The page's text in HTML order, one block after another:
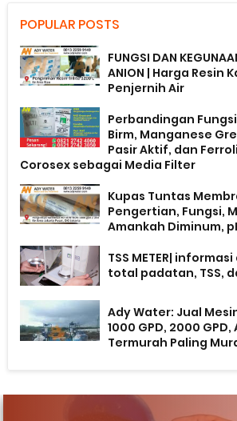
POPULAR POSTS
FUNGSI DAN
ANION | Harga Resin
Penjernih Air
Perbandingan
Birm, Manganese
Pasir Aktif, dan
Corosex sebagai Media Filter
Kupas Tuntas
Pengertian, Fungsi,
Amankah Diminum,
TSS METER|
total padatan, TSS,
Ady Water: Jual
1000 GPD, 2000
Termurah Paling